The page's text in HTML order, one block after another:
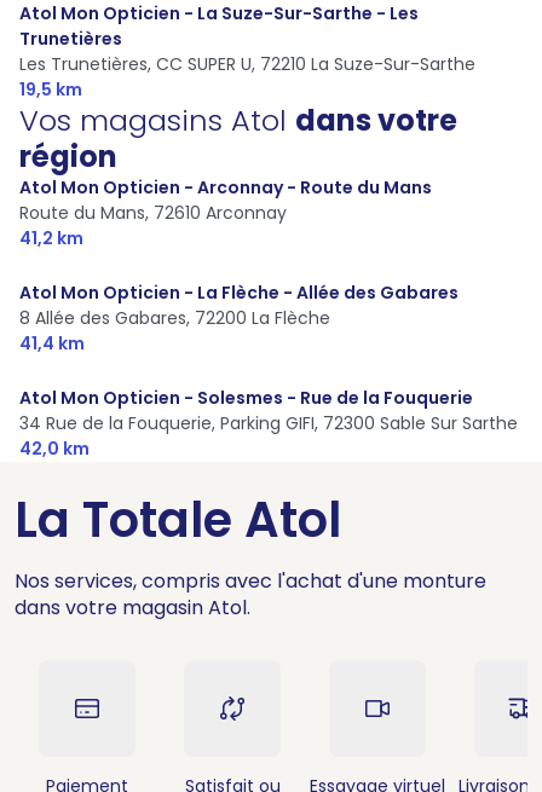
Atol Mon Opticien - La Suze-Sur-Sarthe - Les
Trunetières
Les Trunetières, CC SUPER U, 72210 La Suze-Sur-Sarthe
19,5 km
Vos magasins Atol dans votre
région
Atol Mon Opticien - Arconnay - Route du Mans
Route du Mans, 72610 Arconnay
41,2 km
Atol Mon Opticien - La Flèche - Allée des Gabares
8 Allée des Gabares, 72200 La Flèche
41,4 km
Atol Mon Opticien - Solesmes - Rue de la Fouquerie
34 Rue de la Fouquerie, Parking GIFI, 72300 Sable Sur Sarthe
42,0 km
La Totale Atol
Nos services, compris avec l'achat d'une monture
dans votre magasin Atol.
Paiement
Satisfait ou
Essayage virtuel Livraison